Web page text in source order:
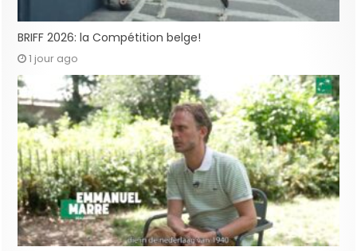
BRIFF 2026: la Compétition belge!
1 jour ago